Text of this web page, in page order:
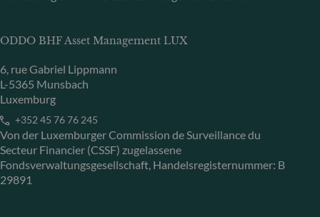
ODDO BHF Asset Management LUX
6, rue Gabriel Lippmann
L-5365 Munsbach
Luxemburg
+352 45 76 76 245
Von der Luxemburger Commission de Surveillance du
Secteur Financier (CSSF) zugelassene
Fondsverwaltungsgesellschaft, Handelsregisternummer: B
29891